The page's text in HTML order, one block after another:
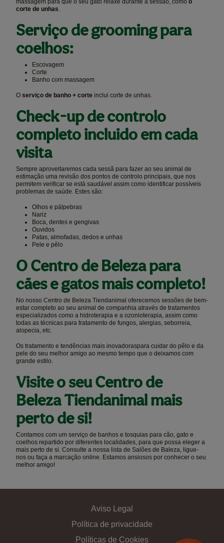
massagem para que o seu gato relaxe durante a sessão, como o
corte de unhas.
Serviço de grooming para
coelhos:
Escovagem
Corte
Banho com massagem
O serviço de banho + corte inclui corte de unhas.
Check-up de controlo
completo incluido em cada
visita
Sempre aproveitaremos cada sessã para fazer ao seu animal de
estimação uma revisão dos pontos de controlo principais, que nos
permitem verificar se está saudável assim como identificar possíveis
problemas de saúde. Estes são:
Olhos e pálpebras
Nariz
Boca, dentes e gengivas
Ouvidos
Patas, almofadas, dedos e unhas
Pele e pêlo
O Centro de Beleza para
cães e gatos mais completo!
No nosso Centro de Beleza Tiendanimal oferecemos sessões de bem-
estar completo ao seu animal de companhia através de tratamentos
especializados como a hidroterapia e a ozonioterapia, assim como
todas as técnicas para tratamento de fungos, alergias, seborreia,
alopecia, etc.
Os tratamento e tendências mais inovadoraspara cuidar do pêlo e da
pele do seu melhor amigo ao mesmo tempo que o deixamos com
grande estilo.
Visite o seu Centro de
Beleza Tiendanimal mais
perto de si!
Contamos com um serviço de banhos e tosquias para cão, gato e
coelhos repartido por diferentes localidades, para que possa eleger a
mais perto de si. Consulte a nossa lista de Salões de Baleza, ligue-
nos ou faça a marcação online. Estamos ansiosos por conhecer o seu
melhor amigo!
Aviso Legal
Política de privacidade
Políticas de Cookies